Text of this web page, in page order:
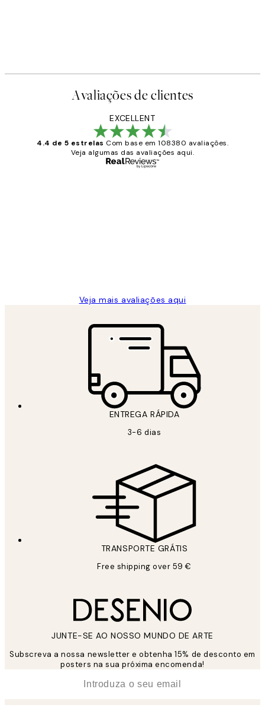
Avaliações de clientes
EXCELLENT
4.4 de 5 estrelas Com base em 108380 avaliações.
Veja algumas das avaliações aqui.
Veja mais avaliações aqui
ENTREGA RÁPIDA
3-6 dias
TRANSPORTE GRÁTIS
Free shipping over 59 €
JUNTE-SE AO NOSSO MUNDO DE ARTE
Subscreva a nossa newsletter e obtenha 15% de desconto em
posters na sua próxima encomenda!